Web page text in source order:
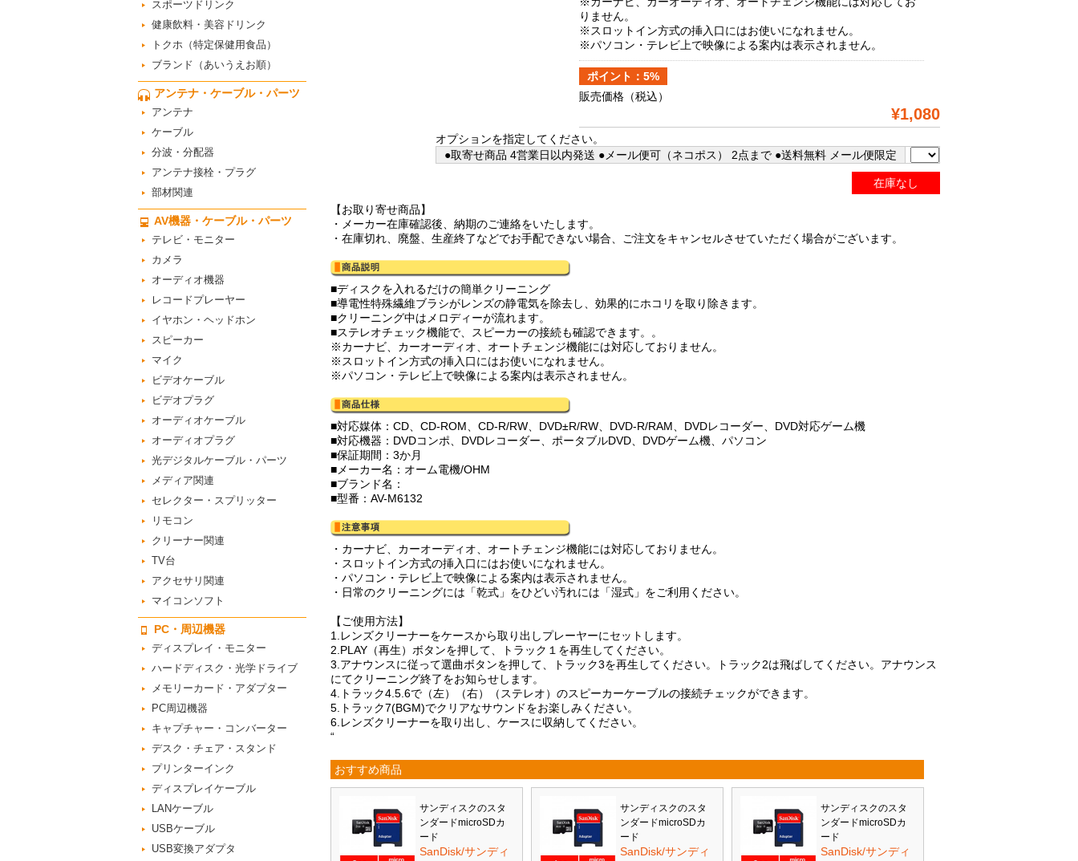
スポーツドリンク
健康飲料・美容ドリンク
トクホ（特定保健用食品）
ブランド（あいうえお順）
アンテナ・ケーブル・パーツ
アンテナ
ケーブル
分波・分配器
アンテナ接栓・プラグ
部材関連
AV機器・ケーブル・パーツ
テレビ・モニター
カメラ
オーディオ機器
レコードプレーヤー
イヤホン・ヘッドホン
スピーカー
マイク
ビデオケーブル
ビデオプラグ
オーディオケーブル
オーディオプラグ
光デジタルケーブル・パーツ
メディア関連
セレクター・スプリッター
リモコン
クリーナー関連
TV台
アクセサリ関連
マイコンソフト
PC・周辺機器
ディスプレイ・モニター
ハードディスク・光学ドライブ
メモリーカード・アダプター
PC周辺機器
キャプチャー・コンバーター
デスク・チェア・スタンド
プリンターインク
ディスプレイケーブル
LANケーブル
USBケーブル
USB変換アダプタ
りません。
※スロットイン方式の挿入口にはお使いになれません。
※パソコン・テレビ上で映像による案内は表示されません。
ポイント：5%
販売価格 （税込）
¥1,080
オプションを指定してください。
●取寄せ商品 4営業日以内発送 ●メール便可（ネコポス） 2点まで ●送料無料 メール便限定
在庫なし
【お取り寄せ商品】
・メーカー在庫確認後、納期のご連絡をいたします。
・在庫切れ、廃盤、生産終了などでお手配できない場合、ご注文をキャンセルさせていただく場合がございます。
■ディスクを入れるだけの簡単クリーニング
■導電性特殊繊維ブラシがレンズの静電気を除去し、効果的にホコリを取り除きます。
■クリーニング中はメロディーが流れます。
■ステレオチェック機能で、スピーカーの接続も確認できます。。
※カーナビ、カーオーディオ、オートチェンジ機能には対応しておりません。
※スロットイン方式の挿入口にはお使いになれません。
※パソコン・テレビ上で映像による案内は表示されません。
■対応媒体：CD、CD-ROM、CD-R/RW、DVD±R/RW、DVD-R/RAM、DVDレコーダー、DVD対応ゲーム機
■対応機器：DVDコンポ、DVDレコーダー、ポータブルDVD、DVDゲーム機、パソコン
■保証期間：3か月
■メーカー名：オーム電機/OHM
■ブランド名：
■型番：AV-M6132
・カーナビ、カーオーディオ、オートチェンジ機能には対応しておりません。
・スロットイン方式の挿入口にはお使いになれません。
・パソコン・テレビ上で映像による案内は表示されません。
・日常のクリーニングには「乾式」をひどい汚れには「湿式」をご利用ください。
【ご使用方法】
1.レンズクリーナーをケースから取り出しプレーヤーにセットします。
2.PLAY（再生）ボタンを押して、トラック１を再生してください。
3.アナウンスに従って選曲ボタンを押して、トラック3を再生してください。トラック2は飛ばしてください。アナウンス
にてクリーニング終了をお知らせします。
4.トラック4.5.6で（左）（右）（ステレオ）のスピーカーケーブルの接続チェックができます。
5.トラック7(BGM)でクリアなサウンドをお楽しみください。
6.レンズクリーナーを取り出し、ケースに収納してください。
“
おすすめ商品
サンディスクのスタ
ンダードmicroSDカ
ード
SanDisk/サンディ
サンディスクのスタ
ンダードmicroSDカ
ード
SanDisk/サンディ
サンディスクのスタ
ンダードmicroSDカ
ード
SanDisk/サンディ